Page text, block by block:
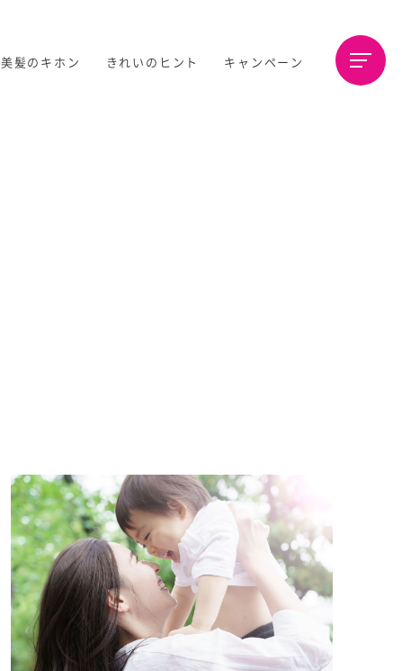
美髪のキホン きれいのヒント キャンペーン